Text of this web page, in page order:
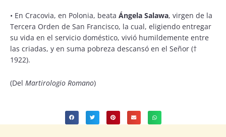
• En Cracovia, en Polonia, beata Ángela Salawa, virgen de la
Tercera Orden de San Francisco, la cual, eligiendo entregar
su vida en el servicio doméstico, vivió humildemente entre
las criadas, y en suma pobreza descansó en el Señor (†
1922).
(Del Martirologio Romano)